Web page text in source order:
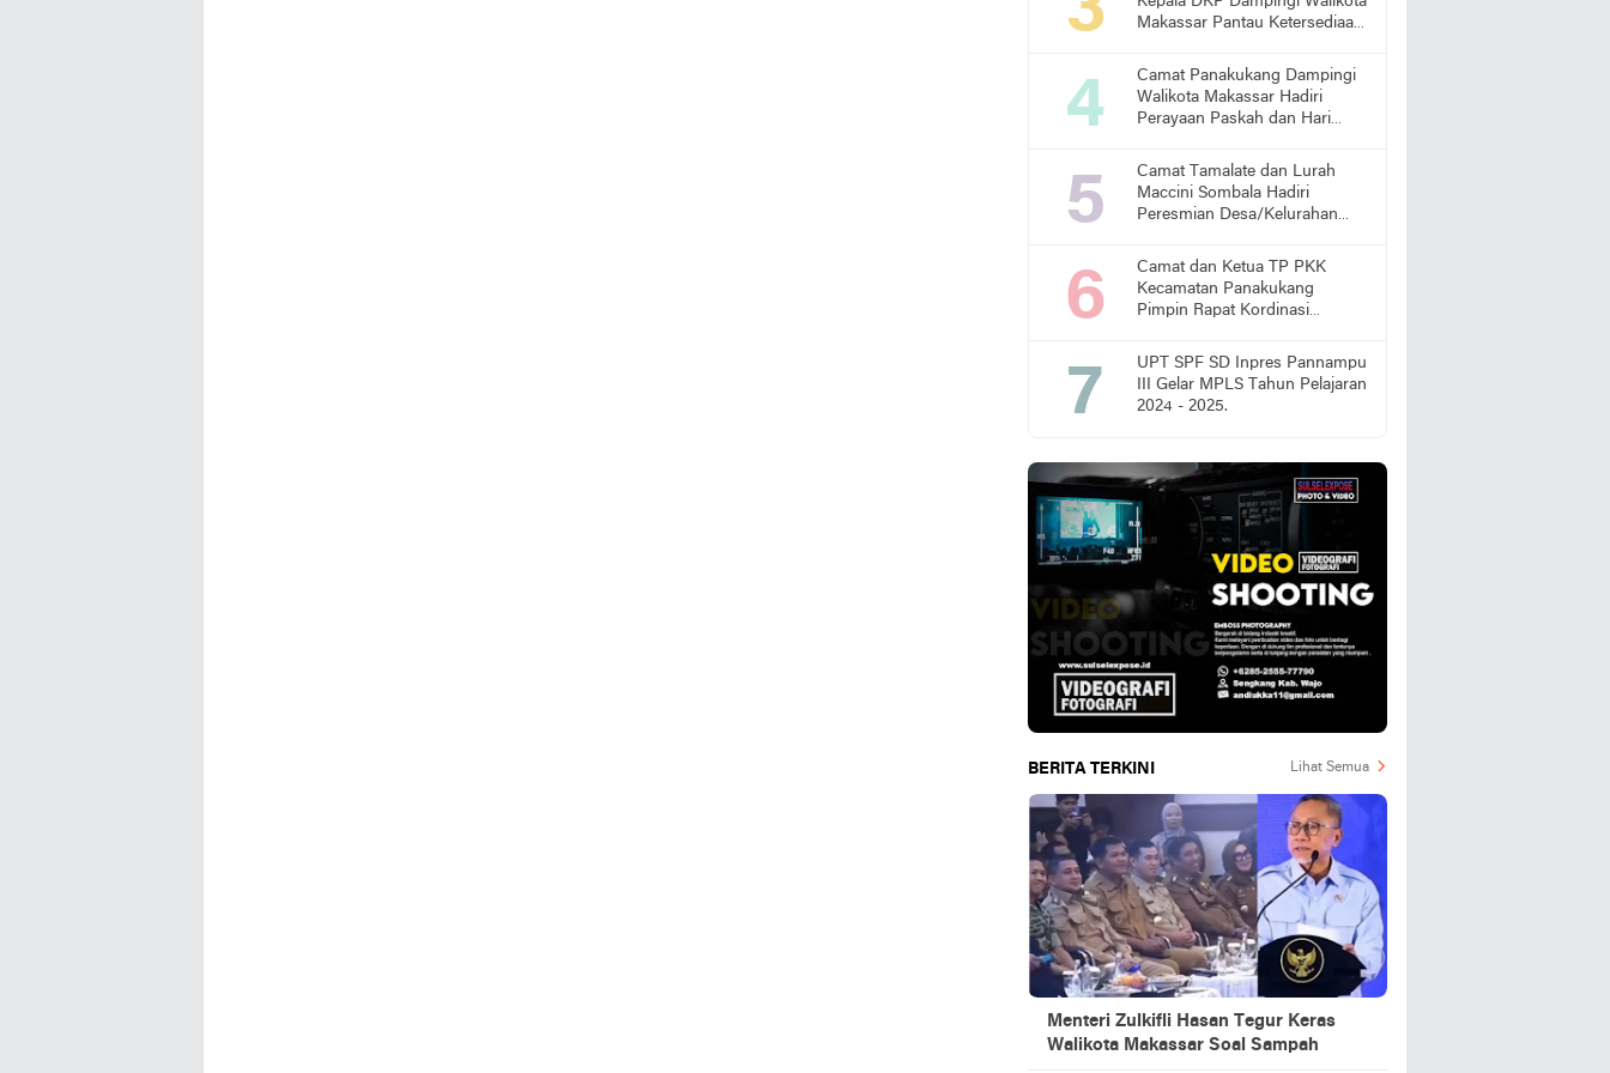
Makassar Pantau Ketersediaan
Camat Panakukang Dampingi
Walikota Makassar Hadiri
Perayaan Paskah dan Hari
Camat Tamalate dan Lurah
Maccini Sombala Hadiri
Peresmian Desa/Kelurahan
Camat dan Ketua TP PKK
Kecamatan Panakukang
Pimpin Rapat Kordinasi
Stunting
UPT SPF SD Inpres Pannampu
III Gelar MPLS Tahun Pelajaran
2024 - 2025.
BERITA TERKINI Lihat Semua
Menteri Zulkifli Hasan Tegur Keras
Walikota Makassar Soal Sampah